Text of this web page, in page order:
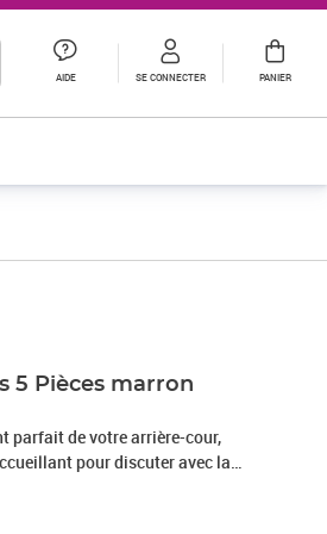
AIDE SE CONNECTER PANIER
5 Pièces marron
parfait de votre arrière-cour,
pour discuter avec la
de l'extérieur. Matériau